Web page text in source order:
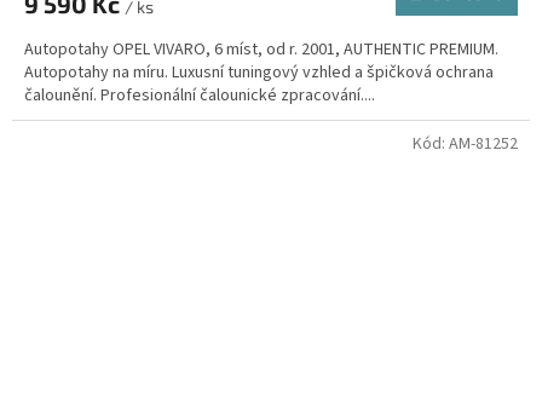
/ ks
Autopotahy OPEL VIVARO, 6 míst, od r. 2001, AUTHENTIC PREMIUM.
Autopotahy na míru. Luxusní tuningový vzhled a špičková ochrana
čalounění. Profesionální čalounické zpracování....
Kód: AM-81252